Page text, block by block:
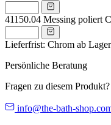
41150.04 Messing poliert
Lieferfrist: Chrom ab
Persönliche Beratung
Fragen zu diesem
info@the-bath-